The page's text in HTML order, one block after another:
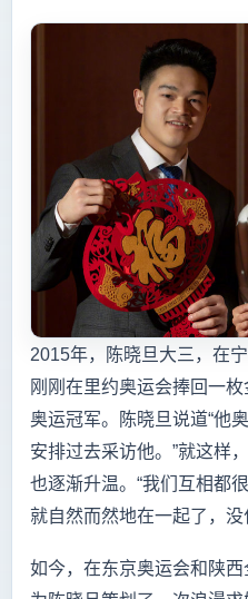
2015年，陈晓旦大三，在
刚刚在里约奥运会捧回一
奥运冠军。陈晓旦说道“他
安排过去采访他。”就这样
也逐渐升温。“我们互相都
就自然而然地在一起了，没
如今，在东京奥运会和陕西